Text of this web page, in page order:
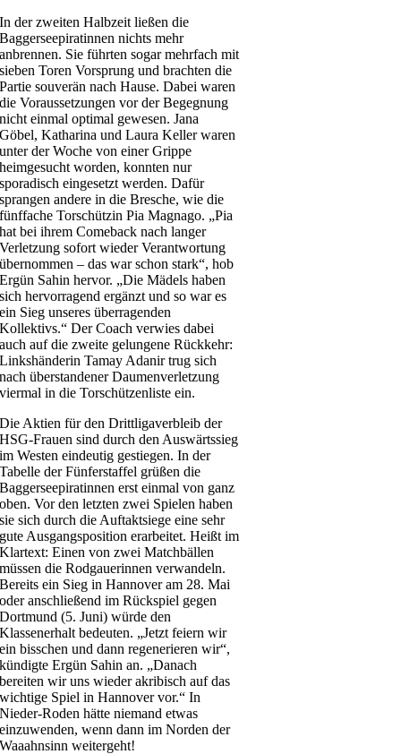
In der zweiten Halbzeit ließen die
Baggerseepiratinnen nichts mehr
anbrennen. Sie führten sogar mehrfach mit
sieben Toren Vorsprung und brachten die
Partie souverän nach Hause. Dabei waren
die Voraussetzungen vor der Begegnung
nicht einmal optimal gewesen. Jana
Göbel, Katharina und Laura Keller waren
unter der Woche von einer Grippe
heimgesucht worden, konnten nur
sporadisch eingesetzt werden. Dafür
sprangen andere in die Bresche, wie die
fünffache Torschützin Pia Magnago. „Pia
hat bei ihrem Comeback nach langer
Verletzung sofort wieder Verantwortung
übernommen – das war schon stark“, hob
Ergün Sahin hervor. „Die Mädels haben
sich hervorragend ergänzt und so war es
ein Sieg unseres überragenden
Kollektivs.“ Der Coach verwies dabei
auch auf die zweite gelungene Rückkehr:
Linkshänderin Tamay Adanir trug sich
nach überstandener Daumenverletzung
viermal in die Torschützenliste ein.
Die Aktien für den Drittligaverbleib der
HSG-Frauen sind durch den Auswärtssieg
im Westen eindeutig gestiegen. In der
Tabelle der Fünferstaffel grüßen die
Baggerseepiratinnen erst einmal von ganz
oben. Vor den letzten zwei Spielen haben
sie sich durch die Auftaktsiege eine sehr
gute Ausgangsposition erarbeitet. Heißt im
Klartext: Einen von zwei Matchbällen
müssen die Rodgauerinnen verwandeln.
Bereits ein Sieg in Hannover am 28. Mai
oder anschließend im Rückspiel gegen
Dortmund (5. Juni) würde den
Klassenerhalt bedeuten. „Jetzt feiern wir
ein bisschen und dann regenerieren wir“,
kündigte Ergün Sahin an. „Danach
bereiten wir uns wieder akribisch auf das
wichtige Spiel in Hannover vor.“ In
Nieder-Roden hätte niemand etwas
einzuwenden, wenn dann im Norden der
Waaahnsinn weitergeht!